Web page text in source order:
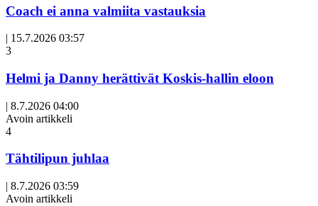
Coach ei anna valmiita vastauksia
| 15.7.2026 03:57
3
Helmi ja Danny herättivät Koskis-hallin eloon
| 8.7.2026 04:00
Avoin artikkeli
4
Tähtilipun juhlaa
| 8.7.2026 03:59
Avoin artikkeli